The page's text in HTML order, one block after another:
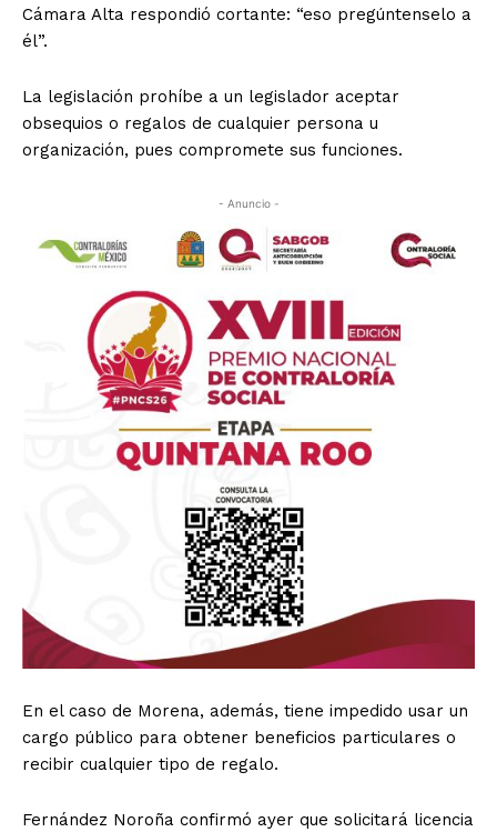
Cámara Alta respondió cortante: “eso pregúntenselo a
él”.
La legislación prohíbe a un legislador aceptar
obsequios o regalos de cualquier persona u
organización, pues compromete sus funciones.
- Anuncio -
En el caso de Morena, además, tiene impedido usar un
cargo público para obtener beneficios particulares o
recibir cualquier tipo de regalo.
Fernández Noroña confirmó ayer que solicitará licencia